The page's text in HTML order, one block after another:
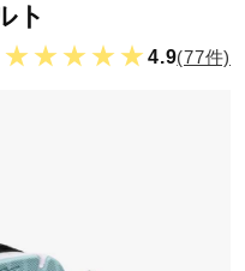
ト
★★★★★4.9(77件)